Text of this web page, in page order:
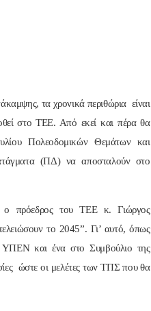
τα χρονικά περιθώρια είναι
στο ΤΕΕ. Από εκεί και πέρα θα
Πολεοδομικών Θεμάτων και
(ΠΔ) να αποσταλούν στο
ο πρόεδρος του ΤΕΕ κ. Γιώργος
το 2045”. Γι’ αυτό, όπως
ΥΠΕΝ και ένα στο Συμβούλιο της
ώστε οι μελέτες των ΤΠΣ που θα